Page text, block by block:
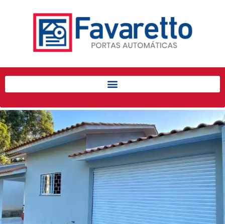
Início
Produtos
Porta de Enrolar Automática
Automatizadores
Acessórios Para Portas de
Enrolar
Pintura eletrostática
Portfólio
Contato